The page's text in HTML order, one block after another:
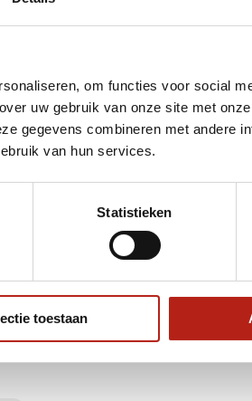
om functies voor social
uw gebruik van onze site met
gegevens combineren met andere
van hun services.
Statistieken
toestaan
z.s.m te
(16)